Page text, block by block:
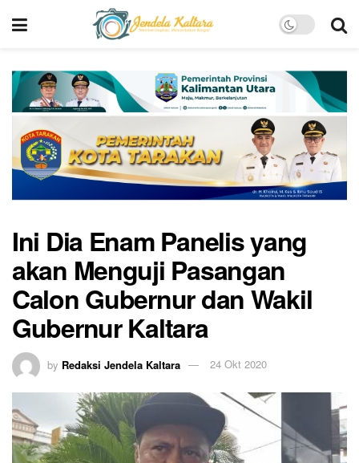
Ini Dia Enam Panelis yang
akan Menguji Pasangan
Calon Gubernur dan Wakil
Gubernur Kaltara
by Redaksi Jendela Kaltara 24 Okt 2020